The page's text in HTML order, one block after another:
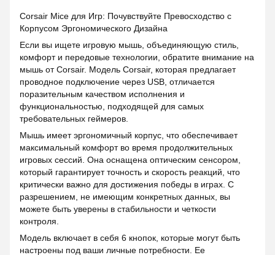
Corsair Mice для Игр: Почувствуйте Превосходство с
Корпусом Эргономического Дизайна
Если вы ищете игровую мышь, объединяющую стиль,
комфорт и передовые технологии, обратите внимание на
мышь от Corsair. Модель Corsair, которая предлагает
проводное подключение через USB, отличается
поразительным качеством исполнения и
функциональностью, подходящей для самых
требовательных геймеров.
Мышь имеет эргономичный корпус, что обеспечивает
максимальный комфорт во время продолжительных
игровых сессий. Она оснащена оптическим сенсором,
который гарантирует точность и скорость реакций, что
критически важно для достижения победы в играх. С
разрешением, не имеющим конкретных данных, вы
можете быть уверены в стабильности и четкости
контроля.
Модель включает в себя 6 кнопок, которые могут быть
настроены под ваши личные потребности. Ее